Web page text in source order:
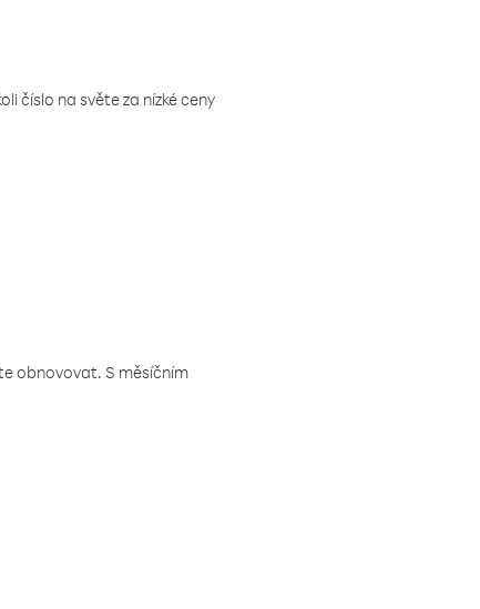
číslo na světe za nízké ceny
obnovovat. S měsíčním